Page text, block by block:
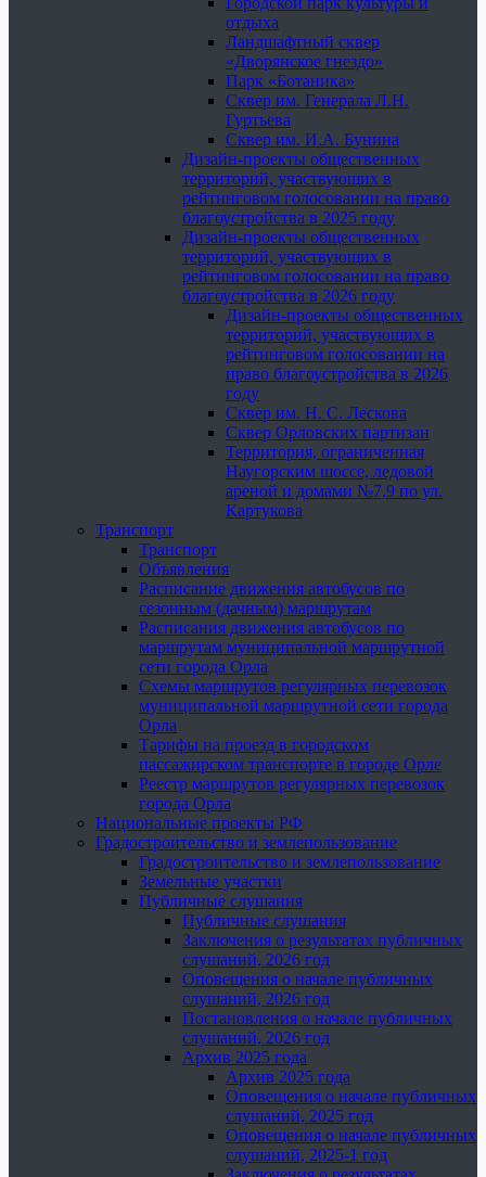
отдыха
Ландшафтный сквер
«Дворянское гнездо»
Парк «Ботаника»
Сквер им. Генерала Л.Н.
Гуртьева
Сквер им. И.А. Бунина
Дизайн-проекты общественных
территорий, участвующих в
рейтинговом голосовании на право
благоустройства в 2025 году
Дизайн-проекты общественных
территорий, участвующих в
рейтинговом голосовании на право
благоустройства в 2026 году
Дизайн-проекты общественных
территорий, участвующих в
рейтинговом голосовании на
право благоустройства в 2026
году
Сквер им. Н. С. Лескова
Сквер Орловских партизан
Территория, ограниченная
Наугорским шоссе, ледовой
ареной и домами №7,9 по ул.
Картукова
Транспорт
Транспорт
Объявления
Расписание движения автобусов по
сезонным (дачным) маршрутам
Расписания движения автобусов по
маршрутам муниципальной маршрутной
сети города Орла
Схемы маршрутов регулярных перевозок
муниципальной маршрутной сети города
Орла
Тарифы на проезд в городском
пассажирском транспорте в городе Орле
Реестр маршрутов регулярных перевозок
города Орла
Национальные проекты РФ
Градостроительство и землепользование
Градостроительство и землепользование
Земельные участки
Публичные слушания
Публичные слушания
Заключения о результатах публичных
слушаний, 2026 год
Оповещения о начале публичных
слушаний, 2026 год
Постановления о начале публичных
слушаний, 2026 год
Архив 2025 года
Архив 2025 года
Оповещения о начале публичных
слушаний, 2025 год
Оповещения о начале публичных
слушаний, 2025-1 год